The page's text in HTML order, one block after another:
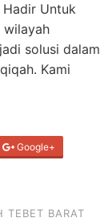
Hadir Untuk
wilayah
solusi dalam
Kami
Google+
TEBET BARAT